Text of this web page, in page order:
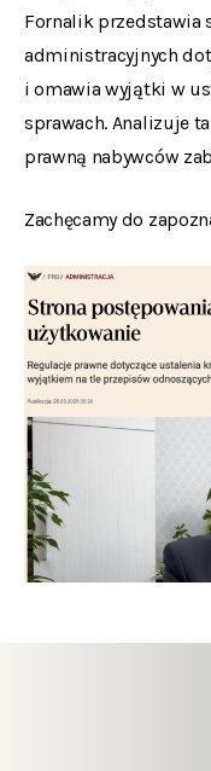
Fornalik przedstawia
administracyjnych
i omawia wyjątki w
sprawach. Analizuje
prawną nabywców
Zachęcamy do